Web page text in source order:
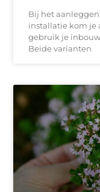
Bij het
installatie kom je
gebruik je
Beide varianten